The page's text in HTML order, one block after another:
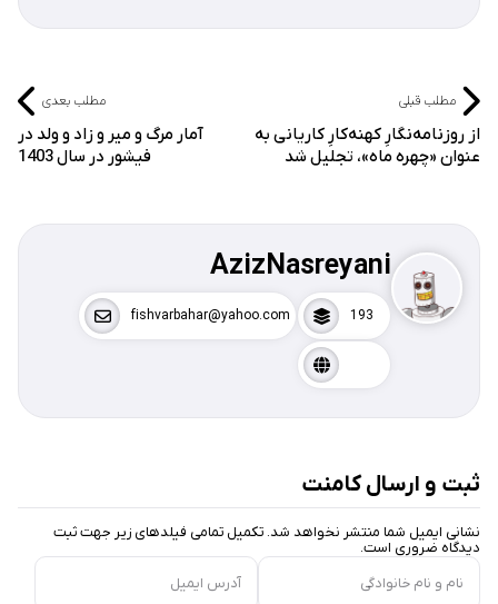
مطلب قبلی
از روزنامه‌نگارِ کهنه‌کارِ کاریانی به
عنوان «چهره ماه»، تجلیل شد
مطلب بعدی
آمار مرگ و میر و زاد و ولد در
فیشور در سال 1403
AzizNasreyani
193
fishvarbahar@yahoo.com
ثبت و ارسال کامنت
نشانی ایمیل شما منتشر نخواهد شد. تکمیل تمامی فیلد‌های زیر جهت ثبت
دیدگاه ضروری است.
نام و نام خانوادگی
آدرس ایمیل